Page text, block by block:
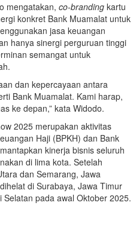
mengatakan, co-branding kartu
konkret Bank Muamalat untuk
jasa keuangan
hanya sinergi perguruan tinggi
semangat untuk
dan kepercayaan antara
Bank Muamalat. Kami harap,
ke depan,” kata Widodo.
2025 merupakan aktivitas
Haji (BPKH) dan Bank
kinerja bisnis seluruh
di lima kota. Setelah
dan Semarang, Jawa
di Surabaya, Jawa Timur
pada awal Oktober 2025.